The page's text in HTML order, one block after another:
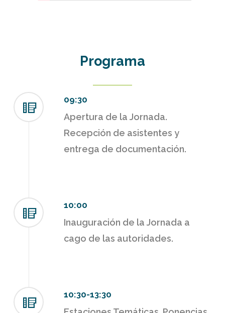
Programa
09:30
Apertura de la Jornada.
Recepción de asistentes y
entrega de documentación.
10:00
Inauguración de la Jornada a
cago de las autoridades.
10:30-13:30